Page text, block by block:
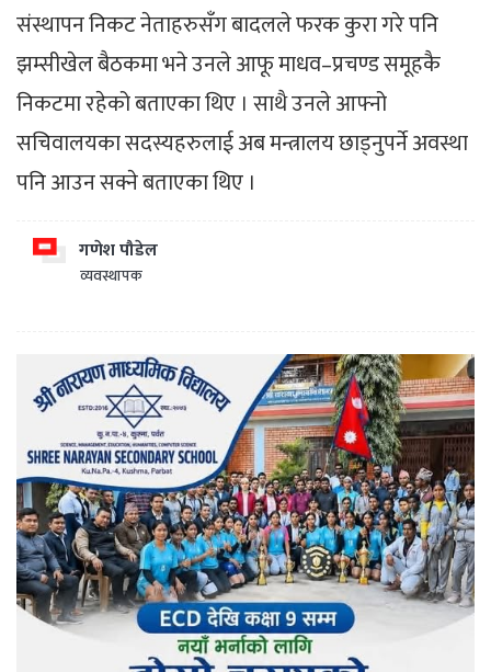
संस्थापन निकट नेताहरुसँग बादलले फरक कुरा गरे पनि
झम्सीखेल बैठकमा भने उनले आफू माधव–प्रचण्ड समूहकै
निकटमा रहेको बताएका थिए । साथै उनले आफ्नो
सचिवालयका सदस्यहरुलाई अब मन्त्रालय छाड्नुपर्ने अवस्था
पनि आउन सक्ने बताएका थिए ।
गणेश पौडेल
व्यवस्थापक